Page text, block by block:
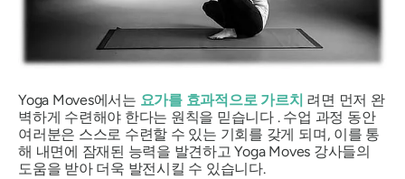
Yoga Moves에서는 요가를 효과적으로 가르치 려면 먼저 완
벽하게 수련해야 한다는 원칙을 믿습니다 . 수업 과정 동안
여러분은 스스로 수련할 수 있는 기회를 갖게 되며, 이를 통
해 내면에 잠재된 능력을 발견하고 Yoga Moves 강사들의
도움을 받아 더욱 발전시킬 수 있습니다.